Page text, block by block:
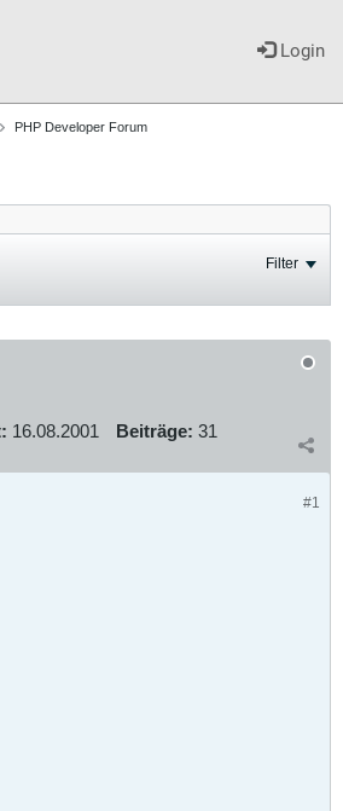
Login
PHP Developer Forum
Filter
16.08.2001 Beiträge: 31
#1